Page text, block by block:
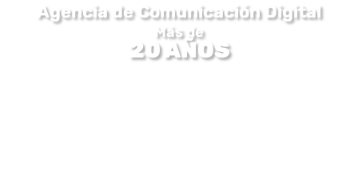
Agencia de Comunicación Digital
Más de
20 AÑOS